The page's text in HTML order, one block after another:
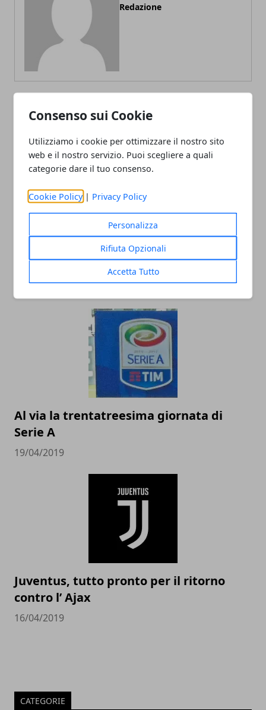
Consenso sui Cookie
Utilizziamo i cookie per ottimizzare il nostro sito
web e il nostro servizio. Puoi scegliere a quali
categorie dare il tuo consenso.
Cookie Policy | Privacy Policy
Personalizza
Rifiuta Opzionali
Accetta Tutto
Redazione
ARTICOLI CORRELATI
L'importanza della manutenzione per
un campo sportivo
25/09/2019
Al via la trentatreesima giornata di
Serie A
19/04/2019
Juventus, tutto pronto per il ritorno
contro l’ Ajax
16/04/2019
CATEGORIE